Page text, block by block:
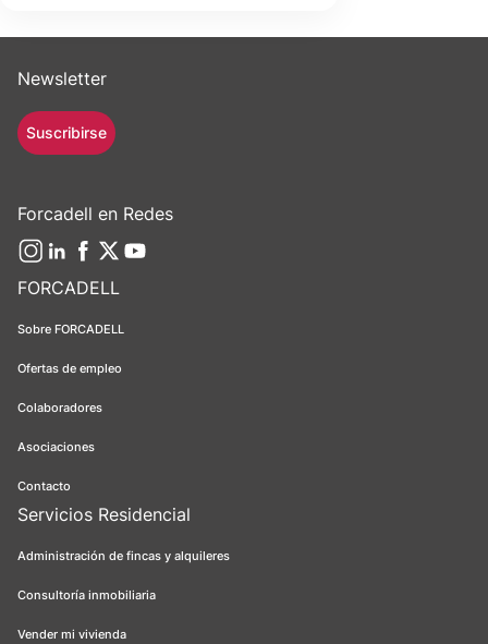
FORCADELL
Sobre FORCADELL
Ofertas de empleo
Colaboradores
Asociaciones
Contacto
Servicios Residencial
Administración de fincas y alquileres
Consultoría inmobiliaria
Vender mi vivienda
Newsletter
Suscribirse
Forcadell en Redes